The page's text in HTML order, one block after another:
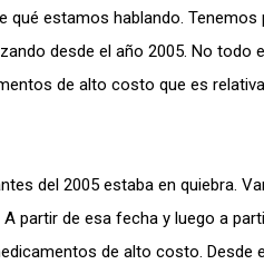
qué estamos hablando. Tenemos
desde el año 2005. No todo
de alto costo que es
del 2005 estaba en quiebra.
partir de esa fecha y luego a
de alto costo. Desde